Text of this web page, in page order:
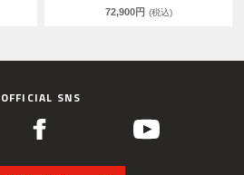
72,900円 (税込)
OFFICIAL SNS